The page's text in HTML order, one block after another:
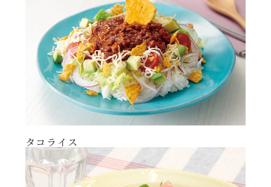
ハロウィン
運動会
クリスマス
年末年始
その他
タコライス